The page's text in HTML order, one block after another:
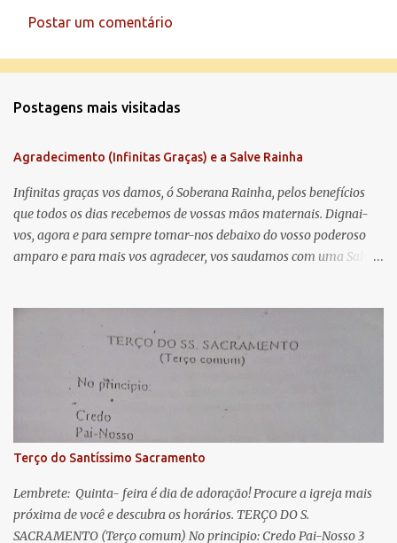
e
t
á
r
i
o
Postar um comentário
Postagens mais visitadas
Agradecimento (Infinitas Graças) e a Salve Rainha
Infinitas graças vos damos, ó Soberana Rainha, pelos benefícios
que todos os dias recebemos de vossas mãos maternais. Dignai-
vos, agora e para sempre tomar-nos debaixo do vosso poderoso
amparo e para mais vos agradecer, vos saudamos com uma Salve
lágrimas. Eia, pois, Advogada nossa, estes vossos olhos
misericordiosos a nós volvei, e depois deste desterro, mostrai-nos
Jesus. Bendito é o fruto do vosso ventre, ó clemente, ó piedosa, ó
doce e sempre Virgem Maria. Rogai por nós Santa Mãe de Deus.
Para que sejamos dignos das promessas de Cristo. Amém.
Terço do Santíssimo Sacramento
Lembrete: Quinta- feira é dia de adoração! Procure a igreja mais
próxima de você e descubra os horários. TERÇO DO S.
SACRAMENTO (Terço comum) No principio: Credo Pai-Nosso 3